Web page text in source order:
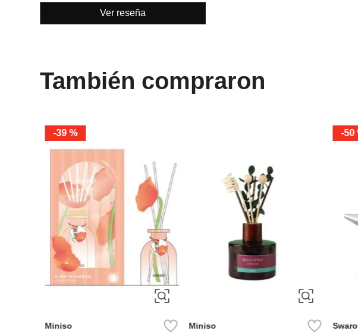
Ver reseña
También compraron
-39 %
Miniso
Miniso
-50